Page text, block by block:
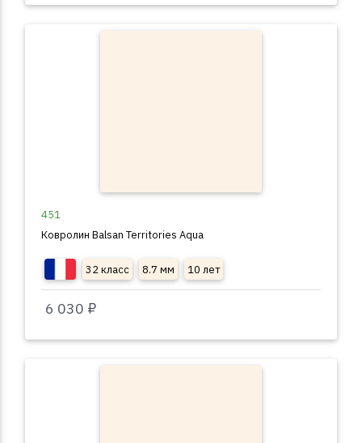
451
Ковролин Balsan Territories Aqua
32 класс 8.7 мм 10 лет
6 030 ₽